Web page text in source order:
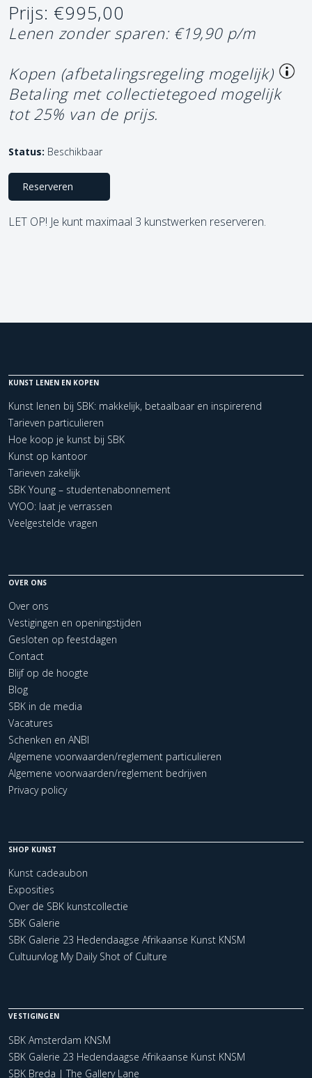
Prijs: €995,00
Lenen zonder sparen: €19,90 p/m
Kopen (afbetalingsregeling mogelijk)
Betaling met collectietegoed mogelijk
tot 25% van de prijs.
Status: Beschikbaar
Reserveren
LET OP! Je kunt maximaal 3 kunstwerken reserveren.
KUNST LENEN EN KOPEN
Kunst lenen bij SBK: makkelijk, betaalbaar en inspirerend
Tarieven particulieren
Hoe koop je kunst bij SBK
Kunst op kantoor
Tarieven zakelijk
SBK Young – studentenabonnement
VYOO: laat je verrassen
Veelgestelde vragen
OVER ONS
Over ons
Vestigingen en openingstijden
Gesloten op feestdagen
Contact
Blijf op de hoogte
Blog
SBK in de media
Vacatures
Schenken en ANBI
Algemene voorwaarden/reglement particulieren
Algemene voorwaarden/reglement bedrijven
Privacy policy
SHOP KUNST
Kunst cadeaubon
Exposities
Over de SBK kunstcollectie
SBK Galerie
SBK Galerie 23 Hedendaagse Afrikaanse Kunst KNSM
Cultuurvlog My Daily Shot of Culture
VESTIGINGEN
SBK Amsterdam KNSM
SBK Galerie 23 Hedendaagse Afrikaanse Kunst KNSM
SBK Breda | The Gallery Lane